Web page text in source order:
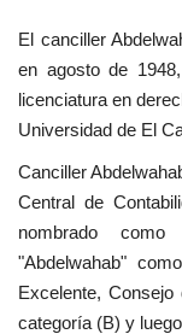
Nuestro Equipo
Herencia de
Noticias
Nasser
Internacional
El canciller
en agosto de
licenciatura en
Universidad de El
Canciller
Central de
nombrado
"Abdelwahab"
Excelente,
categoría (B) y